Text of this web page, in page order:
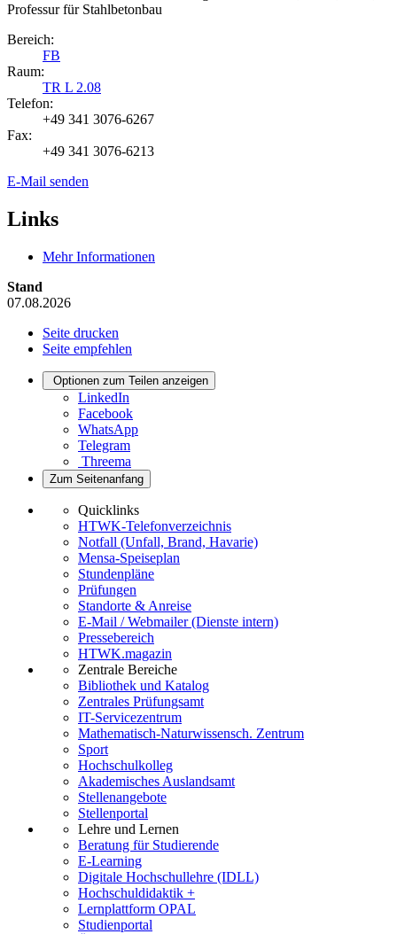
Professur für Stahlbetonbau
Bereich:
FB
Raum:
TR L 2.08
Telefon:
+49 341 3076-6267
Fax:
+49 341 3076-6213
E-Mail senden
Links
Mehr Informationen
Stand
07.08.2026
Seite drucken
Seite empfehlen
Optionen zum Teilen anzeigen
LinkedIn
Facebook
WhatsApp
Telegram
Threema
Zum Seitenanfang
Quicklinks
HTWK-Telefonverzeichnis
Notfall (Unfall, Brand, Havarie)
Mensa-Speiseplan
Stundenpläne
Prüfungen
Standorte & Anreise
E-Mail / Webmailer (Dienste intern)
Pressebereich
HTWK.magazin
Zentrale Bereiche
Bibliothek und Katalog
Zentrales Prüfungsamt
IT-Servicezentrum
Mathematisch-Naturwissensch. Zentrum
Sport
Hochschulkolleg
Akademisches Auslandsamt
Stellenangebote
Stellenportal
Lehre und Lernen
Beratung für Studierende
E-Learning
Digitale Hochschullehre (IDLL)
Hochschuldidaktik +
Lernplattform OPAL
Studienportal